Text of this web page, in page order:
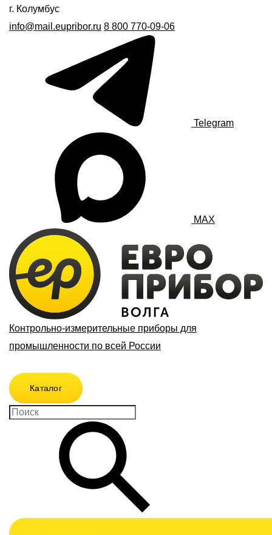
г. Колумбус
info@mail.eupribor.ru 8 800 770-09-06
Telegram
MAX
Контрольно-измерительные приборы для
промышленности по всей России
Каталог